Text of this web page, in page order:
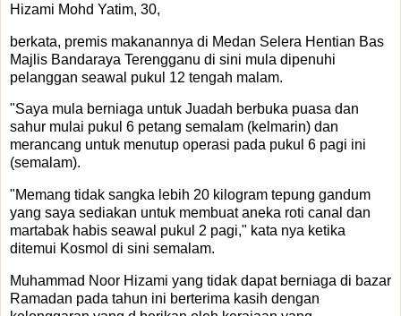
Hizami Mohd Yatim, 30,
berkata, premis makanannya di Medan Selera Hentian Bas
Majlis Bandaraya Terengganu di sini mula dipenuhi
pelanggan seawal pukul 12 tengah malam.
"Saya mula berniaga untuk Juadah berbuka puasa dan
sahur mulai pukul 6 petang semalam (kelmarin) dan
merancang untuk menutup operasi pada pukul 6 pagi ini
(semalam).
"Memang tidak sangka lebih 20 kilogram tepung gandum
yang saya sediakan untuk membuat aneka roti canal dan
martabak habis seawal pukul 2 pagi," kata nya ketika
ditemui Kosmol di sini semalam.
Muhammad Noor Hizami yang tidak dapat berniaga di bazar
Ramadan pada tahun ini berterima kasih dengan